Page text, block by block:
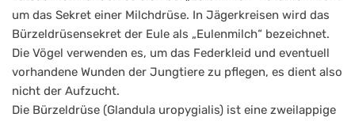
um das Sekret einer Milchdrüse. In Jägerkreisen wird das
Bürzeldrüsensekret der Eule als „Eulenmilch“ bezeichnet.
Die Vögel verwenden es, um das Federkleid und eventuell
vorhandene Wunden der Jungtiere zu pflegen, es dient also
nicht der Aufzucht.
Die Bürzeldrüse (Glandula uropygialis) ist eine zweilappige